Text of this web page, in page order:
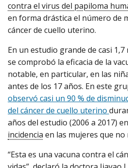
contra el virus del papiloma
en forma drástica el número de
cáncer de cuello uterino.
En un estudio grande de casi
se comprobó la eficacia de la
notable, en particular, en las
antes de los 17 años. En este
observó casi un 90 % de
del cáncer de cuello uterino
años del estudio (2006 a 2017)
incidencia en las mujeres que
“Esta es una vacuna contra el